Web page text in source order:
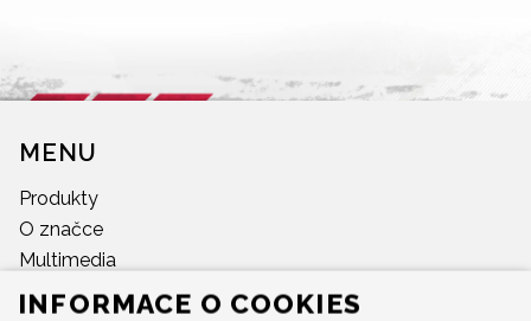
MENU
Produkty
O značce
Multimedia
O nás
INFORMACE O COOKIES